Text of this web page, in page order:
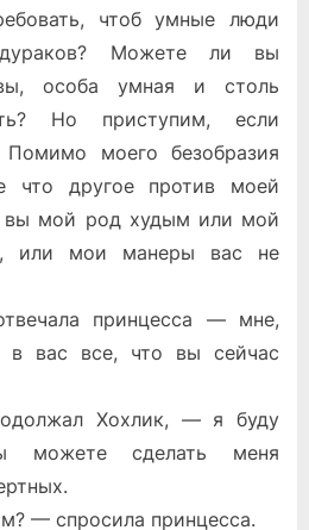
чтоб умные люди
Можете ли вы
особа умная и столь
Но приступим, если
Помимо моего безобразия
другое против моей
вы мой род худым или мой
или мои манеры вас не
принцесса — мне,
в вас все, что вы сейчас
Хохлик, — я буду
можете сделать меня
— спросила принцесса.